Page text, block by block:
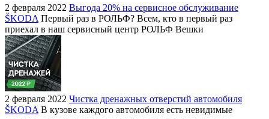
2 февраля 2022 Выгода 20% на сервисное обслуживание
ŠKODA Первый раз в РОЛЬФ? Всем, кто в первый раз
приехал в наш сервисный центр РОЛЬФ Вешки
2 февраля 2022 Чистка дренажных отверстий автомобиля
ŠKODA В кузове каждого автомобиля есть невидимые